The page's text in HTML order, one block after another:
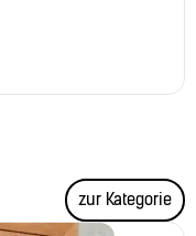
zur Kategorie